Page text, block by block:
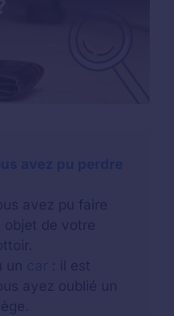
avez pu perdre
avez pu faire
objet de votre
un car : il est
ayez oublié un